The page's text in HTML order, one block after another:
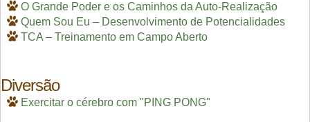
O Grande Poder e os Caminhos da Auto-Realização
Quem Sou Eu – Desenvolvimento de Potencialidades
TCA – Treinamento em Campo Aberto
Diversão
Exercitar o cérebro com "PING PONG"